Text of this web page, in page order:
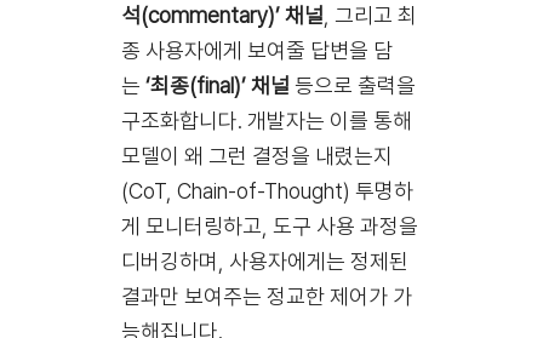
석(commentary)’ 채널 , 그리고 최
종 사용자에게 보여줄 답변을 담
는 ‘최종(final)’ 채널 등으로 출력을
구조화합니다. 개발자는 이를 통해
모델이 왜 그런 결정을 내렸는지
(CoT, Chain-of-Thought) 투명하
게 모니터링하고, 도구 사용 과정을
디버깅하며, 사용자에게는 정제된
결과만 보여주는 정교한 제어가 가
능해집니다.